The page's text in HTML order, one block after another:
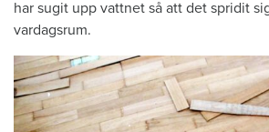
har sugit upp vattnet så att det spridit
vardagsrum.